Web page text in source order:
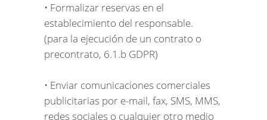
• Formalizar reservas en el
establecimiento del responsable.
(para la ejecución de un contrato o
precontrato, 6.1.b GDPR)
• Enviar comunicaciones comerciales
publicitarias por e-mail, fax, SMS, MMS,
redes sociales o cualquier otro medio